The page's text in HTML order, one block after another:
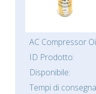
AC Compressor
ID Prodotto:
Disponibile:
Tempi di